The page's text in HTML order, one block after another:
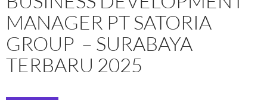
MANAGER PT SATORIA
GROUP – SURABAYA
TERBARU 2025